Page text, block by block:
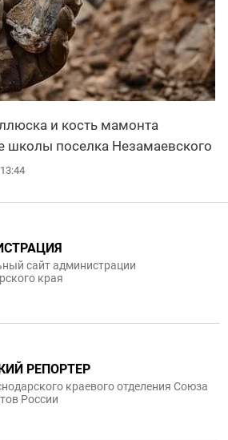
и кость мамонта
школы поселка Незамаевского
сайт администрации
края
РЕПОРТЕР
краевого отделения Союза
России